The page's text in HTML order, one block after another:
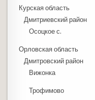
Курская область
Дмитриевский район
Осоцкое с.
Орловская область
Дмитровский район
Вижонка
Трофимово